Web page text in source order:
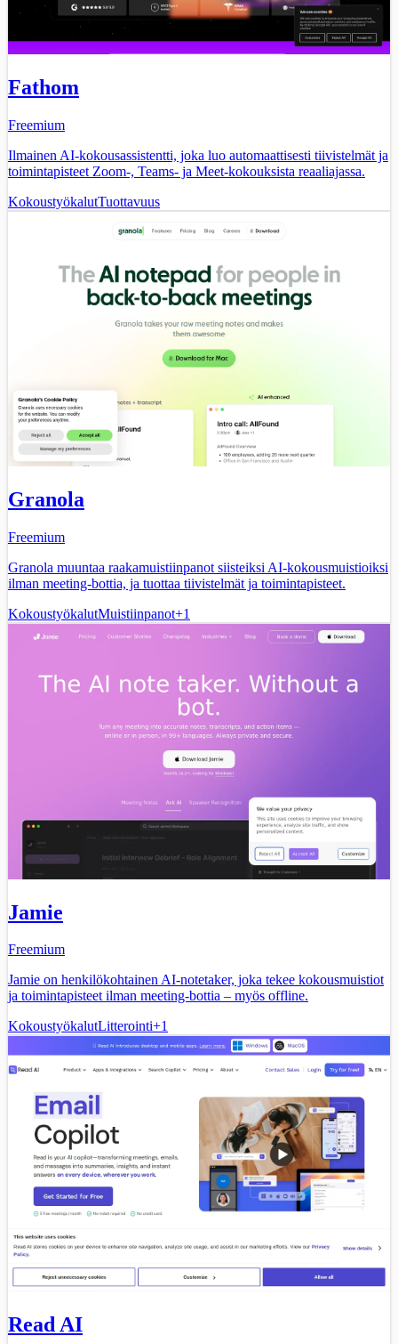
Fathom
Freemium
Ilmainen AI-kokousassistentti, joka luo automaattisesti tiivistelmät ja
toimintapisteet Zoom-, Teams- ja Meet-kokouksista reaaliajassa.
KokoustyökalutTuottavuus
Granola
Freemium
Granola muuntaa raakamuistiinpanot siisteiksi AI-kokousmuistioiksi
ilman meeting-bottia, ja tuottaa tiivistelmät ja toimintapisteet.
KokoustyökalutMuistiinpanot+1
Jamie
Freemium
Jamie on henkilökohtainen AI-notetaker, joka tekee kokousmuistiot
ja toimintapisteet ilman meeting-bottia – myös offline.
KokoustyökalutLitterointi+1
Read AI